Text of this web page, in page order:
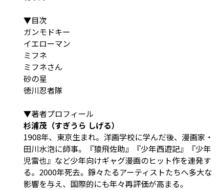
▼目次
ガンモドキー
イエローマン
ミフネ
ミフネさん
砂の星
徳川忍者隊
▼著者プロフィール
杉浦茂（すぎうら しげる）
1908年、東京生まれ。洋画学校に学んだ後、漫画家・
田川水泡に師事。『猿飛佐助』『少年西遊記』『少年
児雷也』など少年向けギャグ漫画のヒット作を連発す
る。2000年死去。錚々たるアーティストたちへ多大な
影響を与え、国際的にも年々再評価が高まる。